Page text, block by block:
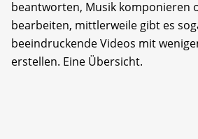
beantworten, Musik komponieren
bearbeiten, mittlerweile gibt es
beeindruckende Videos mit
erstellen. Eine Übersicht.